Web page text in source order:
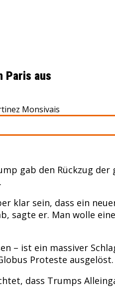
Paris aus
Monsivais
gab den Rückzug
klar sein, dass ein
sagte er. Man wolle
– ist ein massiver
Proteste ausgelöst.
dass Trumps